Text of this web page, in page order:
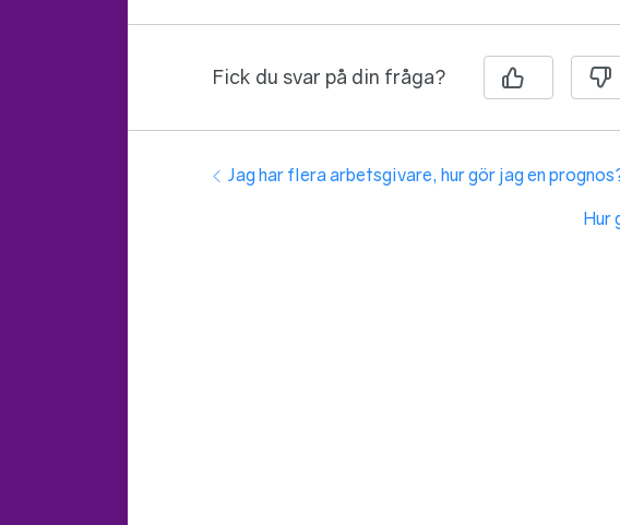
Fick du svar på din fråga?
Guidenavigering
Föregående:
Jag har flera arbetsgivare, hur gör jag en
Hur